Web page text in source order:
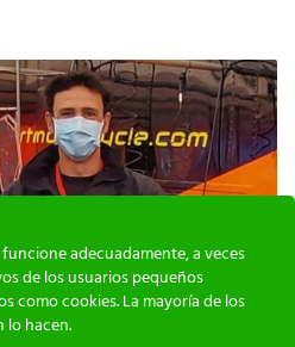
adecuadamente, a veces
de los usuarios pequeños
como cookies. La mayoría de los
lo hacen.